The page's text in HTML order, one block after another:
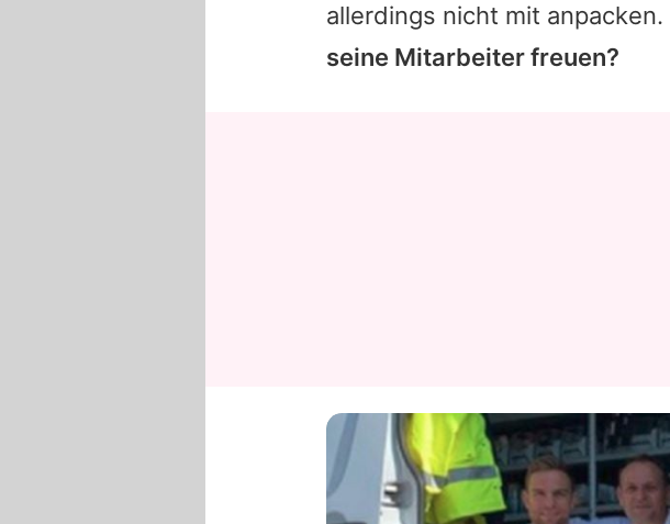
allerdings nicht mit anpacken.
seine Mitarbeiter freuen?